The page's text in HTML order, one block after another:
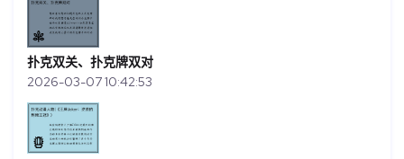
扑克双关、扑克牌双对
2026-03-07 10:42:53